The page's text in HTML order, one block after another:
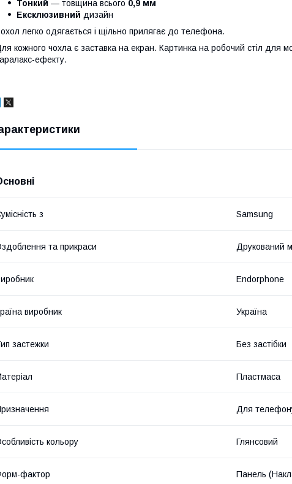
Тонкий — товщина всього 0,9 мм
Ексклюзивний дизайн
легко одягається і щільно прилягає до телефона.
кожного чохла є заставка на екран. Картинка на робочий стіл для
ефекту.
з Samsung
та прикраси Друкований
Endorphone
виробник Україна
застежки Без застібки
Пластмаса
Для
кольору Глянсовий
фактор Панель